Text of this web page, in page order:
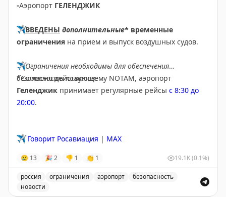
▫️Аэропорт ГЕЛЕНДЖИК
✈️ВВЕДЕНЫ дополнительные* временные
ограничения на прием и выпуск воздушных судов.
✈️Ограничения необходимы для обеспечения
безопасности полетов.
*Согласно действующему NOTAM, аэропорт
Геленджик принимает регулярные рейсы с 8:30 до
20:00.
✈️ Говорит Росавиация | MAX
😢 13 🎉 2 👎 1 👏 1 19.1K(0.1%)
россия ограничения аэропорт
безопасность
новости